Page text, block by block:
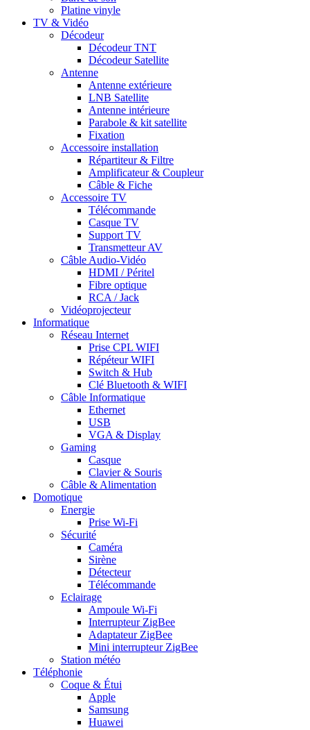
Platine vinyle
TV & Vidéo
Décodeur
Décodeur TNT
Décodeur Satellite
Antenne
Antenne extérieure
LNB Satellite
Antenne intérieure
Parabole & kit satellite
Fixation
Accessoire installation
Répartiteur & Filtre
Amplificateur & Coupleur
Câble & Fiche
Accessoire TV
Télécommande
Casque TV
Support TV
Transmetteur AV
Câble Audio-Vidéo
HDMI / Péritel
Fibre optique
RCA / Jack
Vidéoprojecteur
Informatique
Réseau Internet
Prise CPL WIFI
Répéteur WIFI
Switch & Hub
Clé Bluetooth & WIFI
Câble Informatique
Ethernet
USB
VGA & Display
Gaming
Casque
Clavier & Souris
Câble & Alimentation
Domotique
Energie
Prise Wi-Fi
Sécurité
Caméra
Sirène
Détecteur
Télécommande
Eclairage
Ampoule Wi-Fi
Interrupteur ZigBee
Adaptateur ZigBee
Mini interrupteur ZigBee
Station météo
Téléphonie
Coque & Étui
Apple
Samsung
Huawei